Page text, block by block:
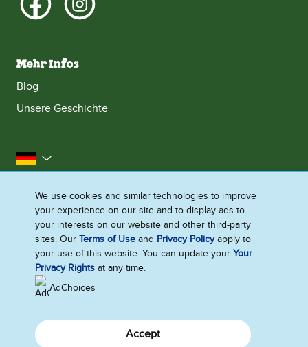
Mehr Infos
Blog
Unsere Geschichte
Deutschland
Impressum
Datenschutzhinweis
Rechtliches
Cookie-Informationen
Barrierefreiheit
Kontakt
Sitemap
Cookie-Einstellungen
We use cookies and similar technologies to improve
your experience on our site and to display ads to
your interests on our website and other third-party
sites. OurTerms of Use and Privacy Policyapply to
your use of this website. You can update yourYour
Privacy Rights at any time.
AdChoices
Accept